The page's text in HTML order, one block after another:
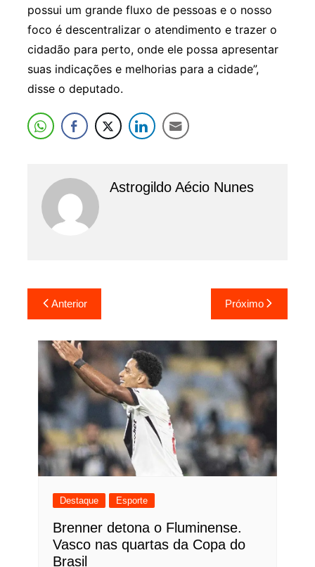
possui um grande fluxo de pessoas e o nosso
foco é descentralizar o atendimento e trazer o
cidadão para perto, onde ele possa apresentar
suas indicações e melhorias para a cidade”,
disse o deputado.
Astrogildo Aécio Nunes
Navegação
de
Post
Anterior Próximo
Destaque Esporte
Brenner detona o Fluminense.
Vasco nas quartas da Copa do
Brasil